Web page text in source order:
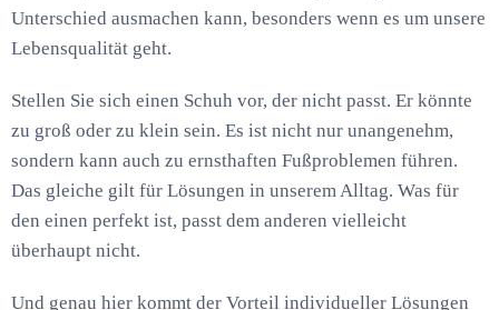
Unterschied ausmachen kann, besonders wenn es um unsere
Lebensqualität geht.
Stellen Sie sich einen Schuh vor, der nicht passt. Er könnte
zu groß oder zu klein sein. Es ist nicht nur unangenehm,
sondern kann auch zu ernsthaften Fußproblemen führen.
Das gleiche gilt für Lösungen in unserem Alltag. Was für
den einen perfekt ist, passt dem anderen vielleicht
überhaupt nicht.
Und genau hier kommt der Vorteil individueller Lösungen